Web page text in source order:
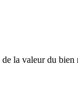
la valeur du bien